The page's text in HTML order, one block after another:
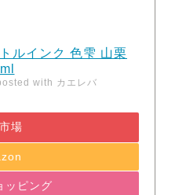
ルインク 色雫 山栗
with カエレバ
場
ッピング